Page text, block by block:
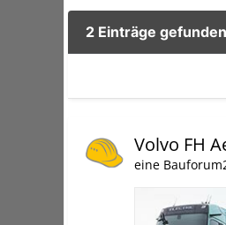
2 Einträge gefunden
Volvo FH
eine